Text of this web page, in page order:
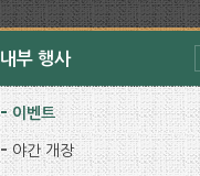
내부 행사
이벤트
야간 개장